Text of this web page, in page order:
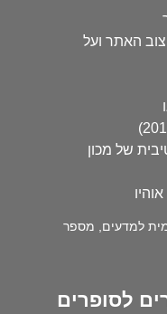
האתר ועל
של מכון
למדעים, מספר
לסופרים